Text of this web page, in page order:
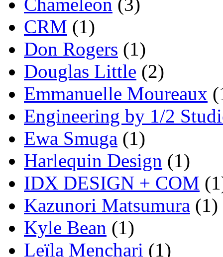
CRM (1)
Don Rogers (1)
Douglas Little (2)
Emmanuelle Moureaux
Engineering by 1/2
Ewa Smuga (1)
Harlequin Design (1)
IDX DESIGN + COM
Kazunori Matsumura (1)
Kyle Bean (1)
Leïla Menchari (1)